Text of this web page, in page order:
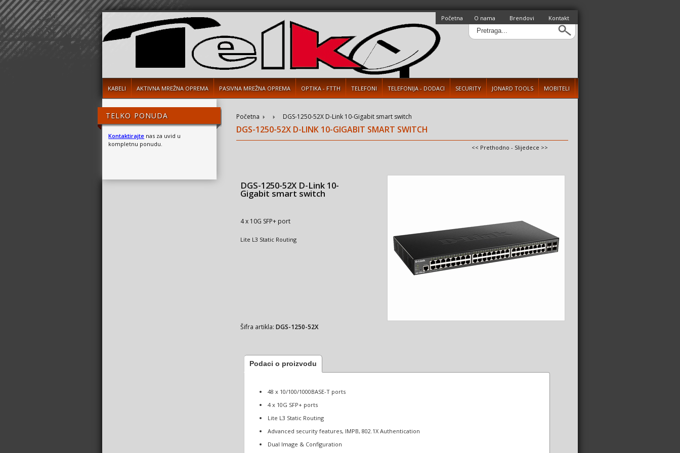
Početna O nama Brendovi Kontakt
KABELI AKTIVNA MREŽNA OPREMA PASIVNA MREŽNA OPREMA OPTIKA - FTTH TELEFONI TELEFONIJA - DODACI SECURITY JONARD TOOLS MOBITELI
TELKO PONUDA
Kontaktirajte nas za uvid u
kompletnu ponudu.
Početna DGS-1250-52X D-Link 10-Gigabit smart switch
DGS-1250-52X D-LINK 10-GIGABIT SMART SWITCH
<< Prethodno - Slijedece >>
DGS-1250-52X D-Link 10-
Gigabit smart switch
4 x 10G SFP+ port
Lite L3 Static Routing
Šifra artikla:DGS-1250-52X
Podaci o proizvodu
48 x 10/100/1000BASE-T ports
4 x 10G SFP+ ports
Lite L3 Static Routing
Advanced security features, IMPB, 802.1X Authentication
Dual Image & Configuration